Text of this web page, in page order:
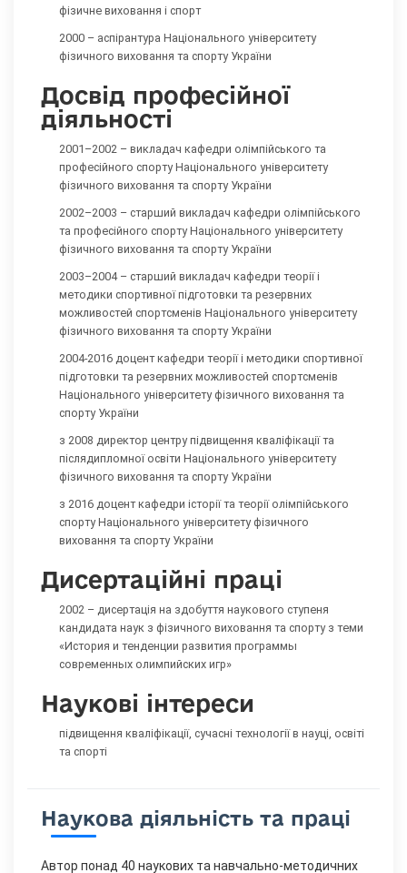
фізичне виховання і спорт
2000 – аспірантура Національного університету
фізичного виховання та спорту України
Досвід професійної
діяльності
2001–2002 – викладач кафедри олімпійського та
професійного спорту Національного університету
фізичного виховання та спорту України
2002–2003 – старший викладач кафедри олімпійського
та професійного спорту Національного університету
фізичного виховання та спорту України
2003–2004 – старший викладач кафедри теорії і
методики спортивної підготовки та резервних
можливостей спортсменів Національного університету
фізичного виховання та спорту України
2004-2016 доцент кафедри теорії і методики спортивної
підготовки та резервних можливостей спортсменів
Національного університету фізичного виховання та
спорту України
з 2008 директор центру підвищення кваліфікації та
післядипломної освіти Національного університету
фізичного виховання та спорту України
з 2016 доцент кафедри історії та теорії олімпійського
спорту Національного університету фізичного
виховання та спорту України
Дисертаційні праці
2002 – дисертація на здобуття наукового ступеня
кандидата наук з фізичного виховання та спорту з теми
«История и тенденции развития программы
современных олимпийских игр»
Наукові інтереси
підвищення кваліфікації, сучасні технології в науці, освіті
та спорті
Наукова діяльність та праці
Автор понад 40 наукових та навчально-методичних